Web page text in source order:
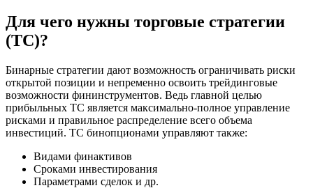
Для чего нужны торговые стратегии
(ТС)?
Бинарные стратегии дают возможность ограничивать риски
открытой позиции и непременно освоить трейдинговые
возможности фининструментов. Ведь главной целью
прибыльных ТС является максимально-полное управление
рисками и правильное распределение всего объема
инвестиций. ТС бинопционами управляют также:
Видами финактивов
Сроками инвестирования
Параметрами сделок и др.